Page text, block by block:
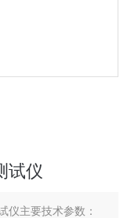
试仪
仪主要技术参数：